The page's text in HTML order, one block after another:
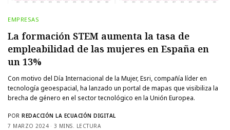
EMPRESAS
La formación STEM aumenta la tasa de
empleabilidad de las mujeres en España en
un 13%
Con motivo del Día Internacional de la Mujer, Esri, compañía líder en
tecnología geoespacial, ha lanzado un portal de mapas que visibiliza la
brecha de género en el sector tecnológico en la Unión Europea.
POR REDACCIÓN LA ECUACIÓN DIGITAL
7 MARZO 2024
3 MINS. LECTURA